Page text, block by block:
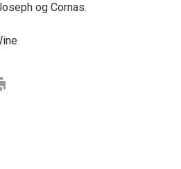
og Cornas.